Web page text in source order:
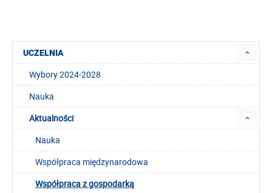
UCZELNIA
Wybory 2024-2028
Nauka
Aktualności
Nauka
Współpraca międzynarodowa
Współpraca z gospodarką